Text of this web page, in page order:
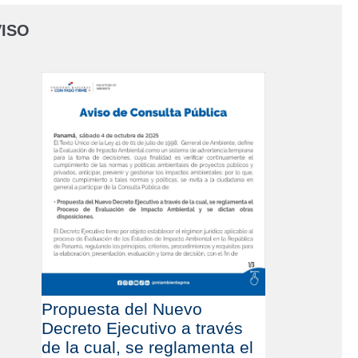
Propuesta del Nuevo
Decreto Ejecutivo a través
de la cual, se reglamenta el